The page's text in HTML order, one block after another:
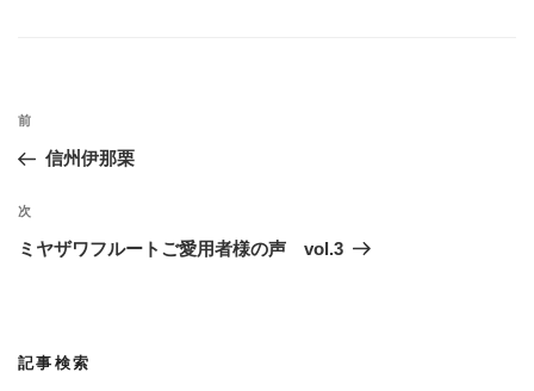
投
ビ
ゲ
ン
過
去
投
稿
前
信州伊那栗
次
の
次
ミヤザワフルートご愛用者様の声 vol.3
記事検索